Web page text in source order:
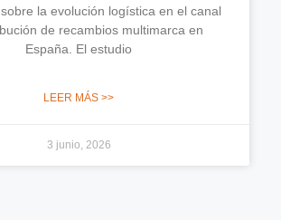
la evolución logística en el canal
de recambios multimarca en
España. El estudio
LEER MÁS >>
3 junio, 2026